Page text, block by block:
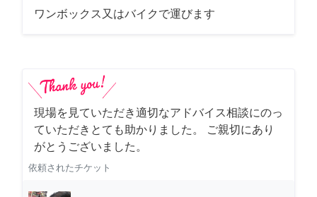
ワンボックス又はバイクで運びます
現場を見ていただき適切なアドバイス相談にのっ
ていただきとても助かりました。 ご親切にあり
がとうございました。
依頼されたチケット